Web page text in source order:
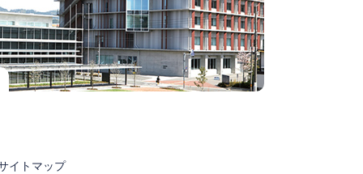
イトマップ